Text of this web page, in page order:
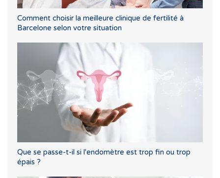
Comment choisir la meilleure clinique de fertilité à
Barcelone selon votre situation
Que se passe-t-il si l'endomètre est trop fin ou trop
épais ?